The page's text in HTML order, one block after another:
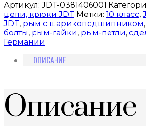
Артикул:JDT-0381406001
цепи, крюки JDT Метки: 10 класс,
JDT, рым с шарикоподшипником,
болты, рым-гайки, рым-петли,
Германии
ОПИСАНИЕ
Описание